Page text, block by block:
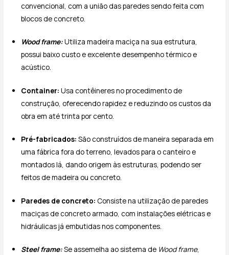
convencional, com a união das paredes sendo feita com
blocos de concreto.
Wood frame:Utiliza madeira maciça na sua estrutura,
possui baixo custo e excelente desempenho térmico e
acústico.
Container: Usa contêineres no procedimento de
construção, oferecendo rapidez e reduzindo os custos da
obra em até trinta por cento.
Pré-fabricados: São construídos de maneira separada em
uma fábrica fora do terreno, levados para o canteiro e
montados lá, dando origem às estruturas, podendo ser
feitos de madeira ou concreto.
Paredes de concreto: Consiste na utilização de paredes
maciças de concreto armado, com instalações elétricas e
hidráulicas já embutidas nos componentes.
Steel frame:Se assemelha ao sistema de Wood frame,